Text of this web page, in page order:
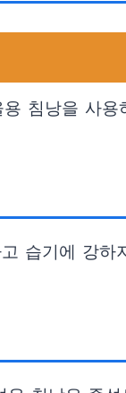
침낭을 사용
습기에 강하